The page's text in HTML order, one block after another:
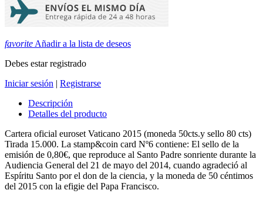
favorite Añadir a la lista de deseos
Debes estar registrado
Iniciar sesión | Registrarse
Descripción
Detalles del producto
Cartera oficial euroset Vaticano 2015 (moneda 50cts.y sello 80 cts)
Tirada 15.000. La stamp&coin card Nº6 contiene: El sello de la
emisión de 0,80€, que reproduce al Santo Padre sonriente durante la
Audiencia General del 21 de mayo del 2014, cuando agradeció al
Espíritu Santo por el don de la ciencia, y la moneda de 50 céntimos
del 2015 con la efigie del Papa Francisco.